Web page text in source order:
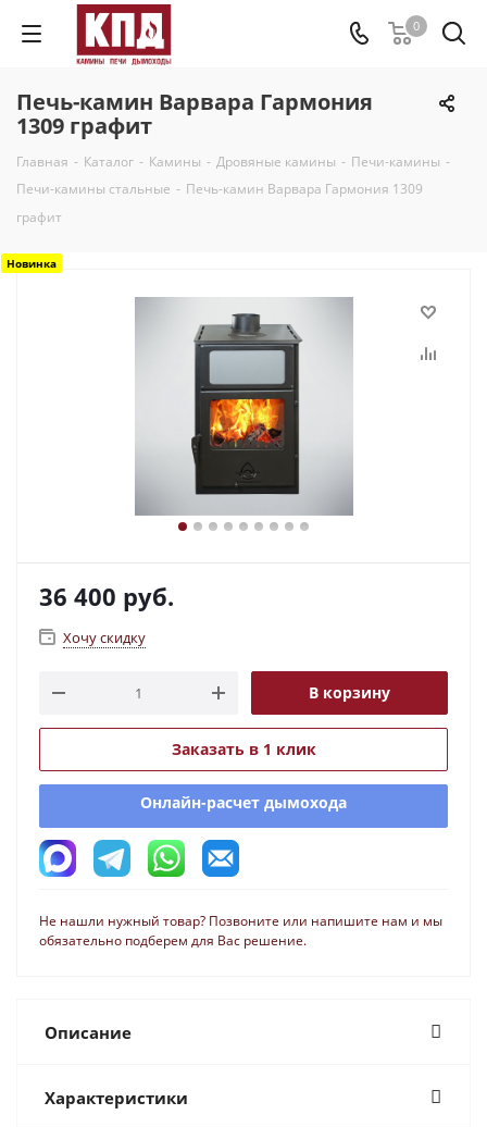
0
Печь-камин Варвара Гармония
1309 графит
Главная - Каталог - Камины - Дровяные камины - Печи-камины -
Печи-камины стальные - Печь-камин Варвара Гармония 1309
графит
Новинка
36 400 руб.
Хочу скидку
В корзину
Заказать в 1 клик
Онлайн-расчет дымохода
Не нашли нужный товар? Позвоните или напишите нам и мы
обязательно подберем для Вас решение.
Описание
Характеристики